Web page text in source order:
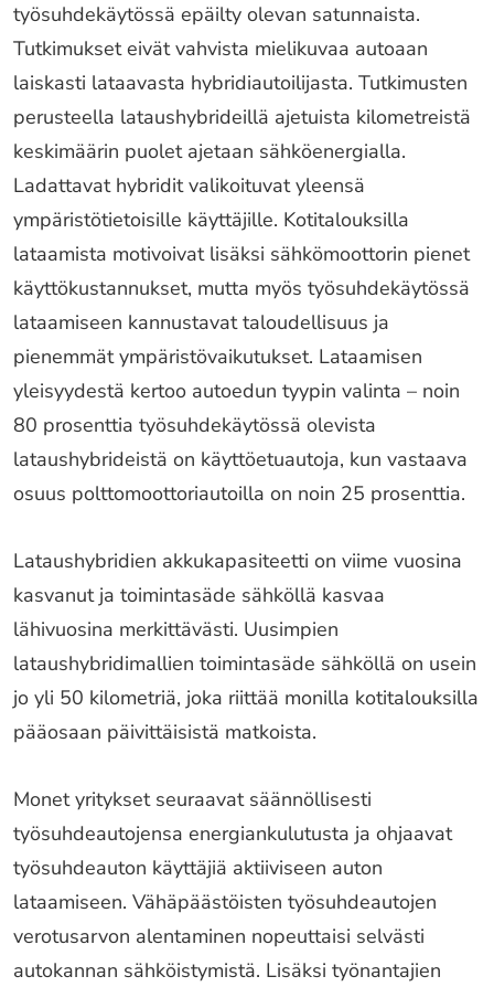
työsuhdekäytössä epäilty olevan satunnaista.
Tutkimukset eivät vahvista mielikuvaa autoaan
laiskasti lataavasta hybridiautoilijasta. Tutkimusten
perusteella lataushybrideillä ajetuista kilometreistä
keskimäärin puolet ajetaan sähköenergialla.
Ladattavat hybridit valikoituvat yleensä
ympäristötietoisille käyttäjille. Kotitalouksilla
lataamista motivoivat lisäksi sähkömoottorin pienet
käyttökustannukset, mutta myös työsuhdekäytössä
lataamiseen kannustavat taloudellisuus ja
pienemmät ympäristövaikutukset. Lataamisen
yleisyydestä kertoo autoedun tyypin valinta – noin
80 prosenttia työsuhdekäytössä olevista
lataushybrideistä on käyttöetuautoja, kun vastaava
osuus polttomoottoriautoilla on noin 25 prosenttia.
Lataushybridien akkukapasiteetti on viime vuosina
kasvanut ja toimintasäde sähköllä kasvaa
lähivuosina merkittävästi. Uusimpien
lataushybridimallien toimintasäde sähköllä on usein
jo yli 50 kilometriä, joka riittää monilla kotitalouksilla
pääosaan päivittäisistä matkoista.
Monet yritykset seuraavat säännöllisesti
työsuhdeautojensa energiankulutusta ja ohjaavat
työsuhdeauton käyttäjiä aktiiviseen auton
lataamiseen. Vähäpäästöisten työsuhdeautojen
verotusarvon alentaminen nopeuttaisi selvästi
autokannan sähköistymistä. Lisäksi työnantajien